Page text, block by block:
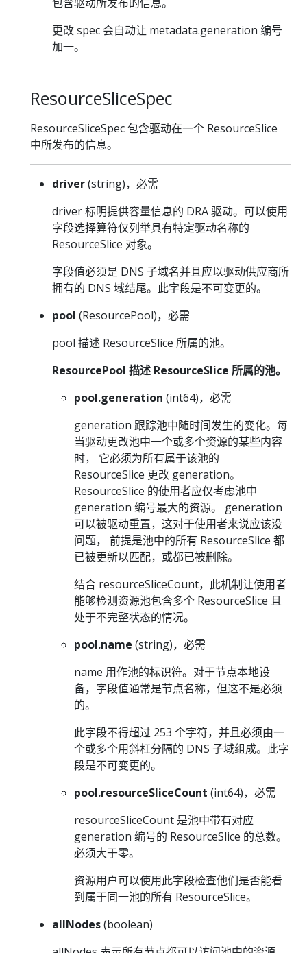
更改 spec 会自动让 metadata.generation 编号
加一。
ResourceSliceSpec
ResourceSliceSpec 包含驱动在一个 ResourceSlice
中所发布的信息。
driver(string)，必需
driver 标明提供容量信息的 DRA 驱动。可以使用
字段选择算符仅列举具有特定驱动名称的
ResourceSlice 对象。
字段值必须是 DNS 子域名并且应以驱动供应商所
拥有的 DNS 域结尾。此字段是不可变更的。
pool (ResourcePool)，必需
pool 描述 ResourceSlice 所属的池。
ResourcePool 描述 ResourceSlice 所属的池。
pool.generation (int64)，必需
generation 跟踪池中随时间发生的变化。每
当驱动更改池中一个或多个资源的某些内容
时， 它必须为所有属于该池的
ResourceSlice 更改 generation。
ResourceSlice 的使用者应仅考虑池中
generation 编号最大的资源。 generation
可以被驱动重置，这对于使用者来说应该没
问题， 前提是池中的所有 ResourceSlice 都
已被更新以匹配，或都已被删除。
结合 resourceSliceCount，此机制让使用者
能够检测资源池包含多个 ResourceSlice 且
处于不完整状态的情况。
pool.name (string)，必需
name 用作池的标识符。对于节点本地设
备，字段值通常是节点名称，但这不是必须
的。
此字段不得超过 253 个字符，并且必须由一
个或多个用斜杠分隔的 DNS 子域组成。此字
段是不可变更的。
pool.resourceSliceCount (int64)，必需
resourceSliceCount 是池中带有对应
generation 编号的 ResourceSlice 的总数。
必须大于零。
资源用户可以使用此字段检查他们是否能看
到属于同一池的所有 ResourceSlice。
allNodes(boolean)